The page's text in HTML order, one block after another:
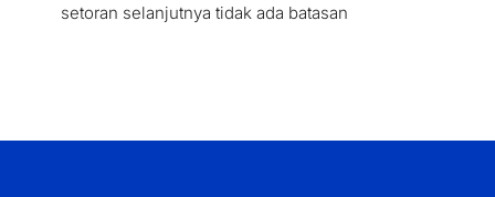
setoran selanjutnya tidak ada batasan